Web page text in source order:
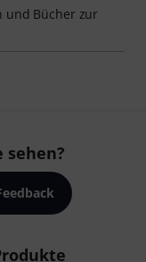
und Bücher zur
sehen?